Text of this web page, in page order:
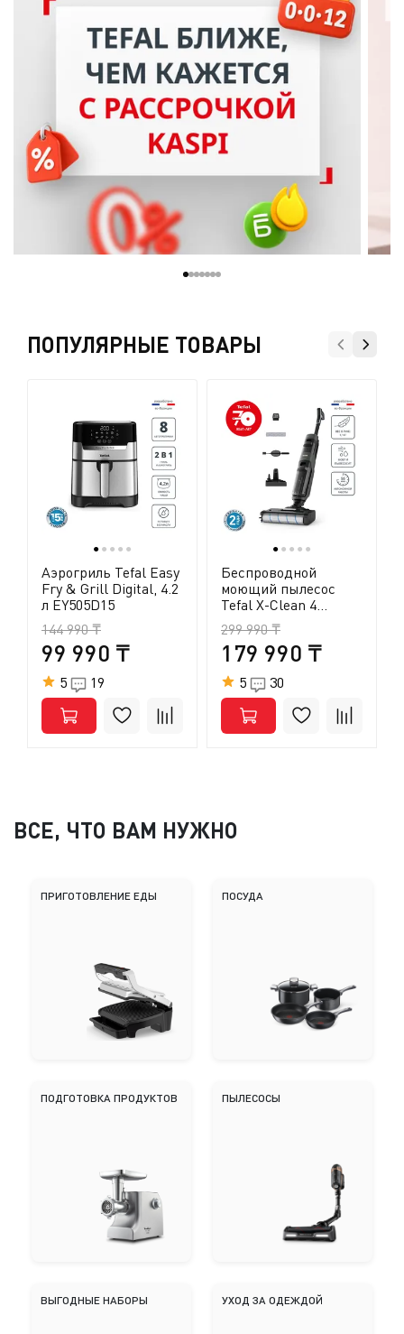
ПОПУЛЯРНЫЕ ТОВАРЫ
● ● ● ● ●
Аэрогриль Tefal Easy
Fry & Grill Digital, 4.2
л EY505D15
99 990 ₸
144 990 ₸
5 19
● ● ● ● ●
Беспроводной
моющий пылесос
Tefal X-Clean 4
GF5035F0
179 990 ₸
299 990 ₸
5 30
ВСЕ, ЧТО ВАМ НУЖНО
ПРИГОТОВЛЕНИЕ ЕДЫ ПОСУДА
ПОДГОТОВКА ПРОДУКТОВ ПЫЛЕСОСЫ
ВЫГОДНЫЕ НАБОРЫ УХОД ЗА ОДЕЖДОЙ